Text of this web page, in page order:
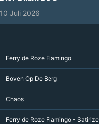
10 Juli 2026
Ferry de Roze Flamingo
Boven Op De Berg
Chaos
Ferry de Roze Flamingo -